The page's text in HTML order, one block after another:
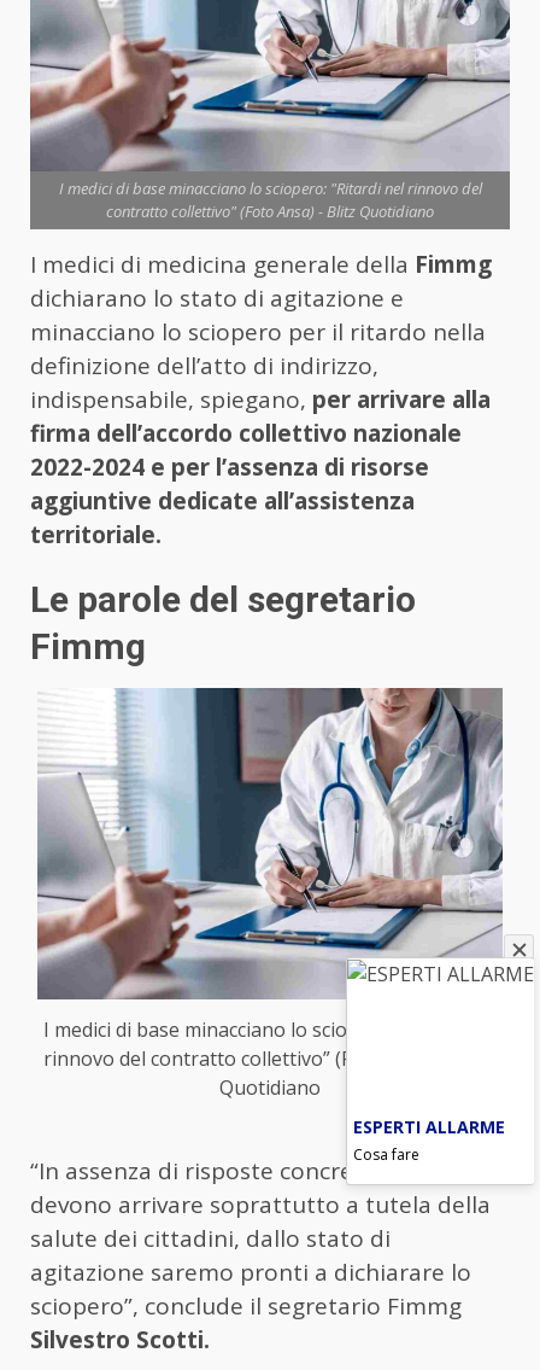
I medici di base minacciano lo sciopero: "Ritardi nel rinnovo del
contratto collettivo" (Foto Ansa) - Blitz Quotidiano
I medici di medicina generale della Fimmg
dichiarano lo stato di agitazione e
minacciano lo sciopero per il ritardo nella
definizione dell’atto di indirizzo,
indispensabile, spiegano, per arrivare alla
firma dell’accordo collettivo nazionale
2022-2024 e per l’assenza di risorse
aggiuntive dedicate all’assistenza
territoriale.
Le parole del segretario
Fimmg
I medici di base minacciano lo sciopero: “Ritardi nel
rinnovo del contratto collettivo” (Foto Ansa) – Blitz
Quotidiano
“In assenza di risposte concrete, che
devono arrivare soprattutto a tutela della
salute dei cittadini, dallo stato di
agitazione saremo pronti a dichiarare lo
sciopero”, conclude il segretario Fimmg
Silvestro Scotti.
ESPERTI ALLARME
Cosa fare